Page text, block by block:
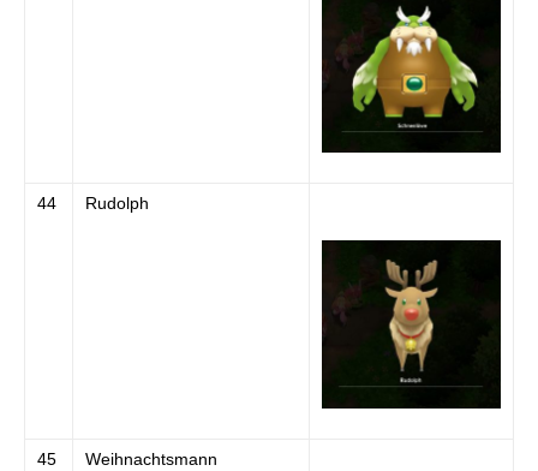
44 Rudolph
45 Weihnachtsmann